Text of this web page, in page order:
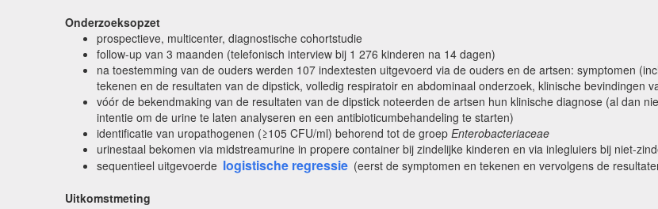
Onderzoeksopzet
prospectieve, multicenter, diagnostische cohortstudie
follow-up van 3 maanden (telefonisch interview bij 1 276 kinderen na 14 dagen)
na toestemming van de ouders werden 107 indextesten uitgevoerd via de ouders en de artsen: symptomen
tekenen en de resultaten van de dipstick, volledig respiratoir en abdominaal onderzoek, klinische bevindingen
vóór de bekendmaking van de resultaten van de dipstick noteerden de artsen hun klinische diagnose (al dan
intentie om de urine te laten analyseren en een antibioticumbehandeling te starten)
identificatie van uropathogenen (≥105 CFU/ml) behorend tot de groep Enterobacteriaceae
urinestaal bekomen via midstreamurine in propere container bij zindelijke kinderen en via inlegluiers bij niet-
sequentieel uitgevoerde logistische regressie (eerst de symptomen en tekenen en vervolgens de
Uitkomstmeting